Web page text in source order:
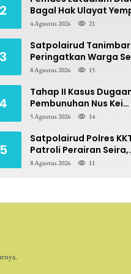
2
Bagal Hak Ulayat
Prona BPN Terseret
4 Agustus 2026 21
3
Satpolairud Tanimbar
Peringatkan Warga
Blawat: Perebutan
8 Agustus 2026 15
4
Tahap II Kasus
Pembunuhan Nus Kei
Dilimpahkan ke PN
5 Agustus 2026 14
5
Satpolairud Polres
Patroli Perairan Seira,
Antisipasi Konflik
8 Agustus 2026 11